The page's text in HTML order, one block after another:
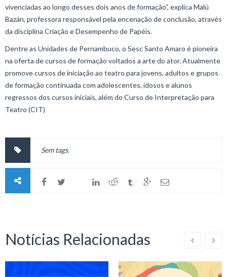
vivenciadas ao longo desses dois anos de formação”, explica Malú
Bazán, professora responsável pela encenação de conclusão, através
da disciplina Criação e Desempenho de Papéis.
Dentre as Unidades de Pernambuco, o Sesc Santo Amaro é pioneira
na oferta de cursos de formação voltados a arte do ator. Atualmente
promove cursos de iniciação ao teatro para jovens, adultos e grupos
de formação continuada com adolescentes, idosos e alunos
regressos dos cursos iniciais, além do Curso de Interpretação para
Teatro (CIT)
Sem tags.
Notícias Relacionadas